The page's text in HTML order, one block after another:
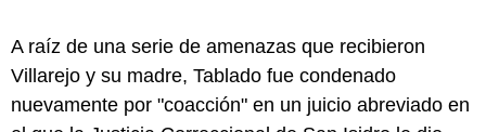
A raíz de una serie de amenazas que recibieron
Villarejo y su madre, Tablado fue condenado
nuevamente por "coacción" en un juicio abreviado en